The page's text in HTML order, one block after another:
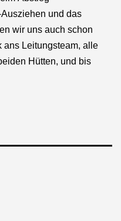
und das
wir uns auch schon
ans Leitungsteam, alle
Hütten, und bis